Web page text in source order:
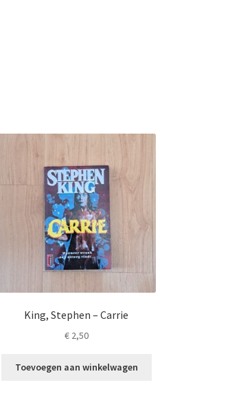
King, Stephen – Carrie
€2,50
Toevoegen aan winkelwagen